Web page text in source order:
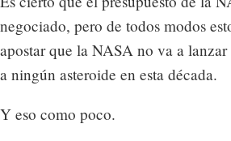
negociado, pero de todos modos
apostar que la NASA no va a
a ningún asteroide en esta década.
Y eso como poco.